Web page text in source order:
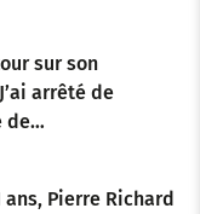
sur son
arrêté de
de…
ans, Pierre Richard